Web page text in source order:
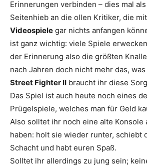
Erinnerungen verbinden – dies mal
Seitenhieb an die ollen Kritiker, die
Videospiele gar nichts anfangen
ist ganz wichtig: viele Spiele
der Erinnerung also die größten
nach Jahren doch nicht mehr das,
Street Fighter II braucht ihr diese
Das Spiel ist auch heute noch eines
Prügelspiele, welches man für Geld
Also solltet ihr noch eine alte Konsole
haben: holt sie wieder runter, schiebt
Schacht und habt euren Spaß.
Solltet ihr allerdings zu jung sein;